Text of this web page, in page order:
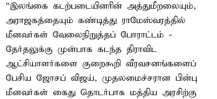
“இலங்கை கடற்படையினரின் அத்துமீறலையும்,
அராஜகத்தையும் கண்டித்து ராமேஸ்வரத்தில்
மீனவர்கள் வேலைநிறுத்தப் போராட்டம் -
தேர்தலுக்கு முன்பாக கடந்த திராவிட
ஆட்சியாளர்களை குறைகூறி வீரவசனங்களைப்
பேசிய ஜோசப் விஜய், முதலமைச்சரான பின்பு
மீனவர்கள் கைது தொடர்பாக மத்திய அரசிற்கு